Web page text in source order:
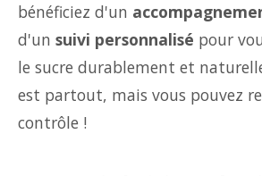
bénéficiez d'un
d'un suivi personnalisé pour
le sucre durablement et
est partout, mais vous pouvez
contrôle !